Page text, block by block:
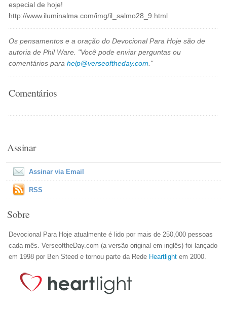
especial de hoje!
http://www.iluminalma.com/img/il_salmo28_9.html
Os pensamentos e a oração do Devocional Para Hoje são de
autoria de Phil Ware. "Você pode enviar perguntas ou
comentários parahelp@verseoftheday.com ."
Comentários
Assinar
Assinar via Email
RSS
Sobre
Devocional Para Hoje atualmente é lido por mais de 250,000 pessoas
cada mês. VerseoftheDay.com (a versão original em inglês) foi lançado
em 1998 por Ben Steed e tornou parte da Rede Heartlight em 2000.